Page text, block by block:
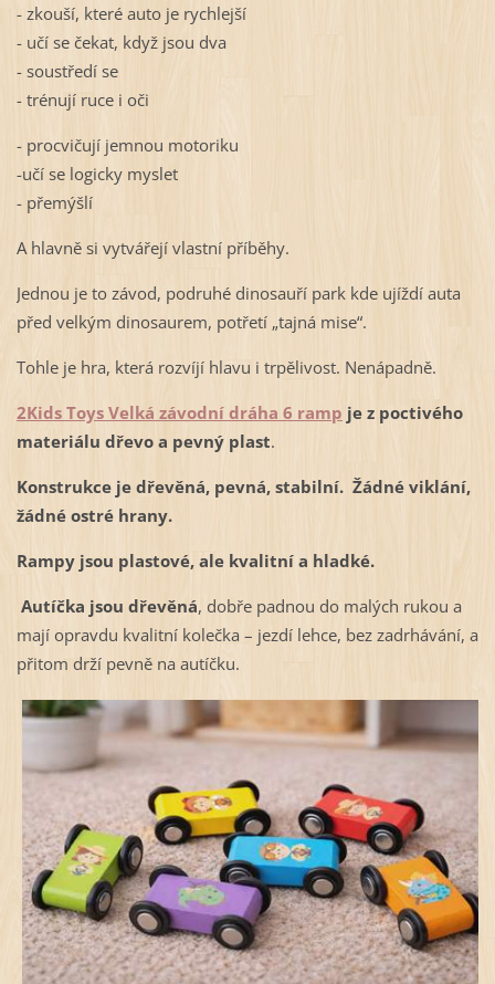
- zkouší, které auto je rychlejší
- učí se čekat, když jsou dva
- soustředí se
- trénují ruce i oči
- procvičují jemnou motoriku
-učí se logicky myslet
- přemýšlí
A hlavně si vytvářejí vlastní příběhy.
Jednou je to závod, podruhé dinosauří park kde ujíždí auta
před velkým dinosaurem, potřetí „tajná mise“.
Tohle je hra, která rozvíjí hlavu i trpělivost. Nenápadně.
2Kids Toys Velká závodní dráha 6 ramp je z poctivého
materiálu dřevo a pevný plast.
Konstrukce je dřevěná, pevná, stabilní. Žádné viklání,
žádné ostré hrany.
Rampy jsou plastové, ale kvalitní a hladké.
Autíčka jsou dřevěná, dobře padnou do malých rukou a
mají opravdu kvalitní kolečka – jezdí lehce, bez zadrhávání, a
přitom drží pevně na autíčku.